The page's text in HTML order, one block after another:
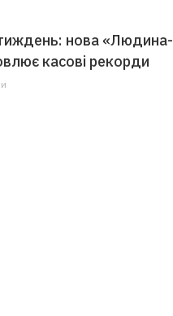
нова «Людина-
касові рекорди